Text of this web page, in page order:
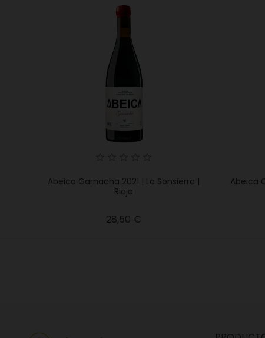
Abeica Garnacha 2021 | La Sonsierra |
Rioja
28,50 €
Abeica